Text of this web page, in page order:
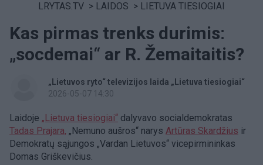
LRYTAS.TV > LAIDOS > LIETUVA TIESIOGIAI
Kas pirmas trenks durimis:
„socdemai“ ar R. Žemaitaitis?
„Lietuvos ryto“ televizijos laida „Lietuva tiesiogiai“
2026-05-07 14:30
Laidoje „Lietuva tiesiogiai“ dalyvavo socialdemokratas
Tadas Prajara, „Nemuno aušros“ narys Artūras Skardžius ir
Demokratų sąjungos „Vardan Lietuvos“ vicepirmininkas
Domas Griškevičius.